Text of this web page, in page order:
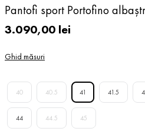
Pantofi sport Portofino
3.090,00 lei
Ghid măsuri
40 40.5 41 41.5
44 44.5 45